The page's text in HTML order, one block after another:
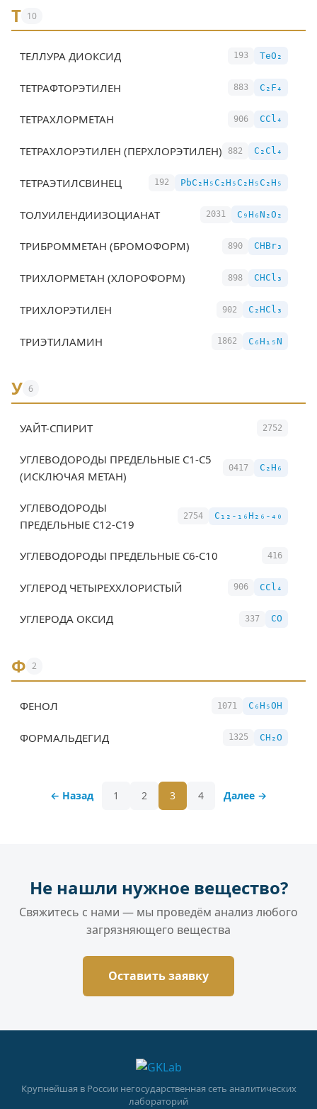
Т 10
ТЕЛЛУРА ДИОКСИД 193 TeO₂
ТЕТРАФТОРЭТИЛЕН 883 C₂F₄
ТЕТРАХЛОРМЕТАН 906 CCl₄
ТЕТРАХЛОРЭТИЛЕН (ПЕРХЛОРЭТИЛЕН) 882 C₂Cl₄
ТЕТРАЭТИЛСВИНЕЦ 192 PbC₂H₅C₂H₅C₂H₅C₂H₅
ТОЛУИЛЕНДИИЗОЦИАНАТ 2031 C₉H₆N₂O₂
ТРИБРОММЕТАН (БРОМОФОРМ) 890 CHBr₃
ТРИХЛОРМЕТАН (ХЛОРОФОРМ) 898 CHCl₃
ТРИХЛОРЭТИЛЕН 902 C₂HCl₃
ТРИЭТИЛАМИН 1862 C₆H₁₅N
У 6
УАЙТ-СПИРИТ 2752
УГЛЕВОДОРОДЫ ПРЕДЕЛЬНЫЕ С1-С5
(ИСКЛЮЧАЯ МЕТАН)
0417 C₂H₆
УГЛЕВОДОРОДЫ
ПРЕДЕЛЬНЫЕ С12-С19
2754 C₁₂-₁₆H₂₆-₄₀
УГЛЕВОДОРОДЫ ПРЕДЕЛЬНЫЕ С6-С10 416
УГЛЕРОД ЧЕТЫРЕХХЛОРИСТЫЙ 906 CCl₄
УГЛЕРОДА ОКСИД 337 CO
Ф 2
ФЕНОЛ 1071 C₆H₅OH
ФОРМАЛЬДЕГИД 1325 CH₂O
← Назад 1 2 3 4 Далее →
Не нашли нужное вещество?
Свяжитесь с нами — мы проведём анализ любого
загрязняющего вещества
Оставить заявку
Крупнейшая в России негосударственная сеть аналитических
лабораторий